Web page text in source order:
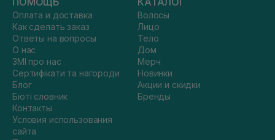
Оплата и доставка
Как сделать заказ
Ответы на вопросы
О нас
ЗМІ про нас
Сертифікати та нагороди
Блог
Бюті словник
Контакты
Условия использования
сайта
Волосы
Лицо
Тело
Дом
Мерч
Новинки
Акции и скидки
Бренды